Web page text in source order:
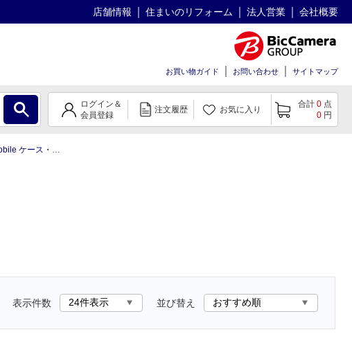
店舗情報 住まいのリフォーム 法人営業 会社概要
お買い物ガイド お問い合わせ サイトマップ
ログイン＆
会員登録
注文履歴 お気に入り
合計 0 点
0 円
ース・保護フィルム
表示件数 並び替え